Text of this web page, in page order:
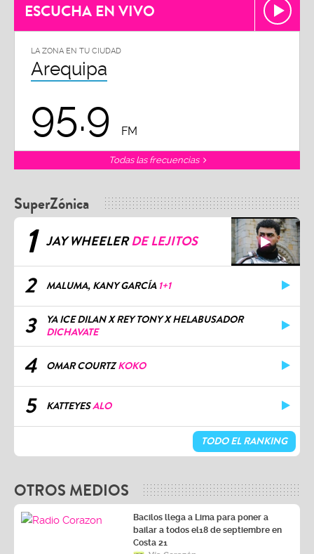
ESCUCHA EN VIVO
LA ZONA EN TU CIUDAD
Arequipa
95.9 FM
Todas las frecuencias
SuperZónica
1 JAY WHEELERDE LEJITOS
2 MALUMA, KANY GARCÍA 1+1
3
YA ICE DILAN X REY TONY X HELABUSADOR
DICHAVATE
4 OMAR COURTZKOKO
5 KATTEYESALO
TODO EL RANKING
OTROS MEDIOS
Bacilos llega a Lima para poner a
bailar a todos el18 de septiembre en
Costa 21